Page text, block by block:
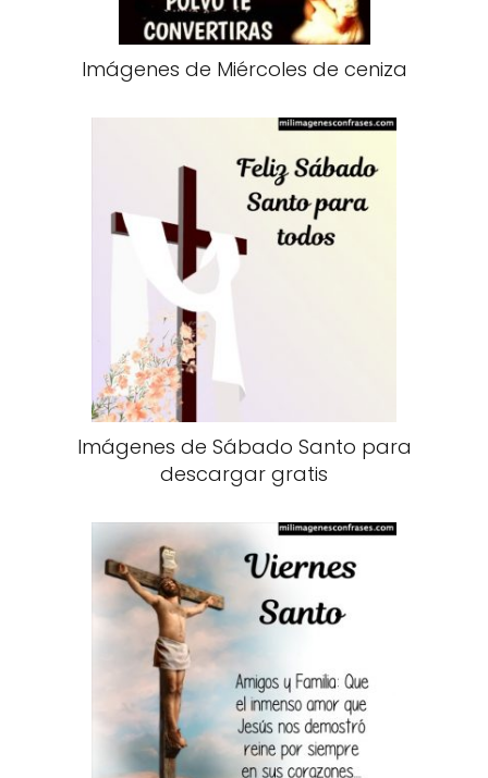
Imágenes de Miércoles de ceniza
Imágenes de Sábado Santo para
descargar gratis